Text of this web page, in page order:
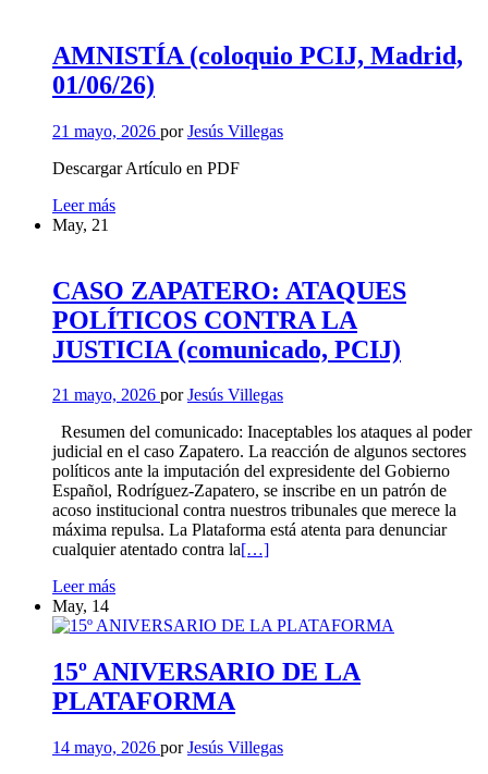
PCIJ,
15/06/26,
20:00)
AMNISTÍA (coloquio PCIJ, Madrid,
01/06/26)
21 mayo, 2026 porJesús Villegas
Descargar Artículo en PDF
Leer másAMNISTÍA
01/06/26)
May, 21
CASO ZAPATERO: ATAQUES
POLÍTICOS CONTRA LA
JUSTICIA (comunicado, PCIJ)
21 mayo, 2026 porJesús Villegas
Resumen del comunicado: Inaceptables los ataques al poder
judicial en el caso Zapatero. La reacción de algunos sectores
políticos ante la imputación del expresidente del Gobierno
Español, Rodríguez-Zapatero, se inscribe en un patrón de
acoso institucional contra nuestros tribunales que merece la
máxima repulsa. La Plataforma está atenta para denunciar
cualquier atentado contra laLeer
ZAPATERO:
POLÍTICOS
CONTRA
(comunicado,
[…]
Leer másCASO
ATAQUES
CONTRA
LA
JUSTICIA
PCIJ)
May, 14
15º ANIVERSARIO DE LA
PLATAFORMA
14 mayo, 2026 porJesús Villegas